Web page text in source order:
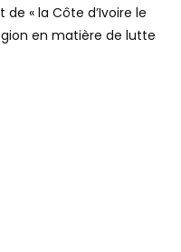
« la Côte d’Ivoire le
en matière de lutte